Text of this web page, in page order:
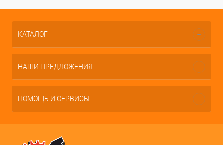
КАТАЛОГ
НАШИ ПРЕДЛОЖЕНИЯ
ПОМОЩЬ И СЕРВИСЫ